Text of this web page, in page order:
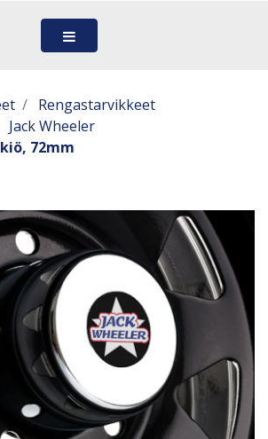
Rengastarvikkeet
Jack Wheeler
72mm